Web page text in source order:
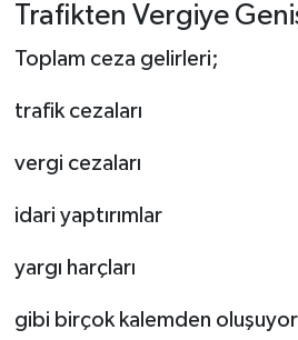
Trafikten Vergiye
Toplam ceza gelirleri;
trafik cezaları
vergi cezaları
idari yaptırımlar
yargı harçları
gibi birçok kalemden